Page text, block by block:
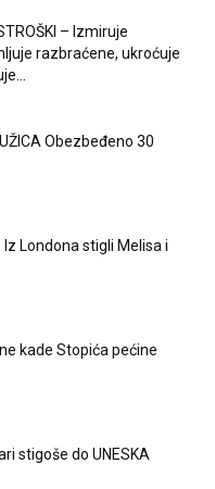
– Izmiruje
razbraćene, ukroćuje
Obezbeđeno 30
Iz Londona stigli Melisa i
kade Stopića pećine
stigoše do UNESKA